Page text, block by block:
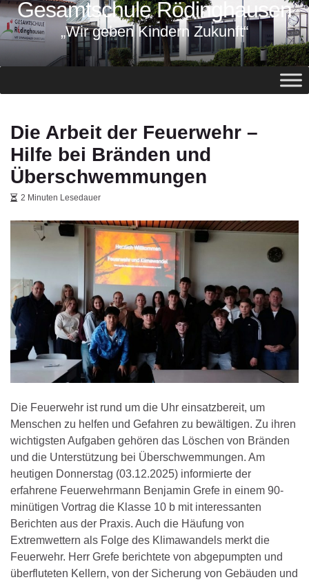
springen
Gesamtschule Rödinghausen
„Wir geben Kindern Zukunft“
Die Arbeit der Feuerwehr –
Hilfe bei Bränden und
Überschwemmungen
2 Minuten Lesedauer
Die Feuerwehr ist rund um die Uhr einsatzbereit, um
Menschen zu helfen und Gefahren zu bewältigen. Zu ihren
wichtigsten Aufgaben gehören das Löschen von Bränden
und die Unterstützung bei Überschwemmungen. Am
heutigen Donnerstag (03.12.2025) informierte der
erfahrene Feuerwehrmann Benjamin Grefe in einem 90-
minütigen Vortrag die Klasse 10 b mit interessanten
Berichten aus der Praxis. Auch die Häufung von
Extremwettern als Folge des Klimawandels merkt die
Feuerwehr. Herr Grefe berichtete von abgepumpten und
überfluteten Kellern, von der Sicherung von Gebäuden und